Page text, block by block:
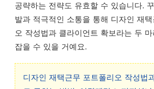
공략하는 전략도 유효할 수 있습니다.
발과 적극적인 소통을 통해 디자인 재
오 작성법과 클라이언트 확보라는 두
잡을 수 있을 거예요.
디자인 재택근무 포트폴리오 작성법